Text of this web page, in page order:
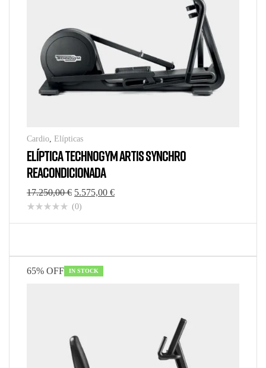
Cardio, Elípticas
ELÍPTICA TECHNOGYM ARTIS SYNCHRO
REACONDICIONADA
17.250,00€ 5.575,00 €
(0)
65% OFF IN STOCK